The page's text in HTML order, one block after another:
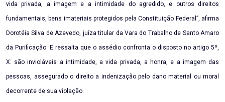
vida privada, a imagem e a intimidade do agredido, e outros direitos
fundamentais, bens imateriais protegidos pela Constituição Federal”, afirma
Dorotéia Silva de Azevedo, juíza titular da Vara do Trabalho de Santo Amaro
da Purificação. E ressalta que o assédio confronta o disposto no artigo 5º,
X: são invioláveis a intimidade, a vida privada, a honra, e a imagem das
pessoas, assegurado o direito a indenização pelo dano material ou moral
decorrente de sua violação.